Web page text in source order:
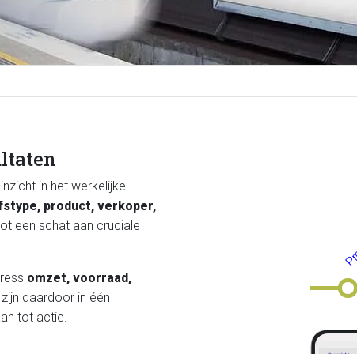
in het werkelijke
product, verkoper,
een schat aan cruciale
omzet, voorraad,
daardoor in één
tot actie.